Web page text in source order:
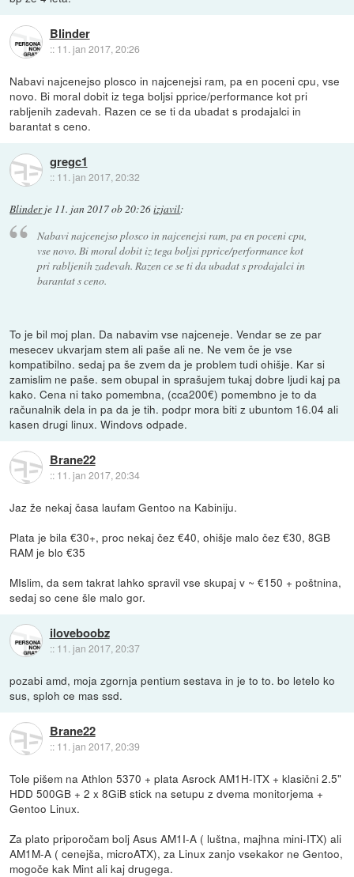
Blinder
:: 11. jan 2017, 20:26
Nabavi najcenejso plosco in najcenejsi ram, pa en poceni cpu, vse
novo. Bi moral dobit iz tega boljsi pprice/performance kot pri
rabljenih zadevah. Razen ce se ti da ubadat s prodajalci in
barantat s ceno.
gregc1
:: 11. jan 2017, 20:32
Blinderje 11. jan 2017 ob 20:26izjavil:
Nabavi najcenejso plosco in najcenejsi ram, pa en poceni cpu,
vse novo. Bi moral dobit iz tega boljsi pprice/performance kot
pri rabljenih zadevah. Razen ce se ti da ubadat s prodajalci in
barantat s ceno.
To je bil moj plan. Da nabavim vse najceneje. Vendar se ze par
mesecev ukvarjam stem ali paše ali ne. Ne vem če je vse
kompatibilno. sedaj pa še zvem da je problem tudi ohišje. Kar si
zamislim ne paše. sem obupal in sprašujem tukaj dobre ljudi kaj pa
kako. Cena ni tako pomembna, (cca200€) pomembno je to da
računalnik dela in pa da je tih. podpr mora biti z ubuntom 16.04 ali
kasen drugi linux. Windovs odpade.
Brane22
:: 11. jan 2017, 20:34
Jaz že nekaj časa laufam Gentoo na Kabiniju.
Plata je bila €30+, proc nekaj čez €40, ohišje malo čez €30, 8GB
RAM je blo €35
MIslim, da sem takrat lahko spravil vse skupaj v ~ €150 + poštnina,
sedaj so cene šle malo gor.
iloveboobz
:: 11. jan 2017, 20:37
pozabi amd, moja zgornja pentium sestava in je to to. bo letelo ko
sus, sploh ce mas ssd.
Brane22
:: 11. jan 2017, 20:39
Tole pišem na Athlon 5370 + plata Asrock AM1H-ITX + klasični 2.5"
HDD 500GB + 2 x 8GiB stick na setupu z dvema monitorjema +
Gentoo Linux.
Za plato priporočam bolj Asus AM1I-A ( luštna, majhna mini-ITX) ali
AM1M-A ( cenejša, microATX), za Linux zanjo vsekakor ne Gentoo,
mogoče kak Mint ali kaj drugega.